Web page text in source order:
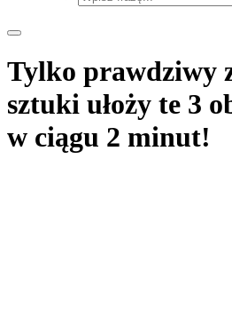
Tylko prawdziwy
sztuki ułoży te 3
w ciągu 2 minut!